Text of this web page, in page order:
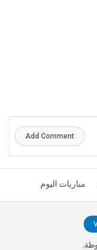
Add Comment
مباريات اليوم